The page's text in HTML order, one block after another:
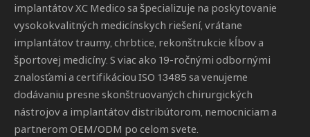
implantátovXC Medico sa špecializuje na poskytovanie
vysokokvalitných medicínskych riešení, vrátane
implantátov traumy, chrbtice, rekonštrukcie kĺbov a
športovej medicíny. S viac ako 19-ročnými odbornými
znalosťami a certifikáciou ISO 13485 sa venujeme
dodávaniu presne skonštruovaných chirurgických
nástrojov a implantátov distribútorom, nemocniciam a
partnerom OEM/ODM po celom svete.